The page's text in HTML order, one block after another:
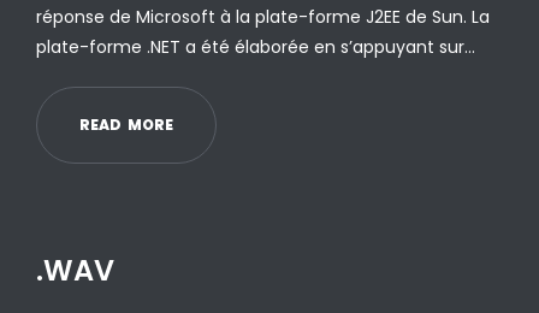
réponse de Microsoft à la plate-forme J2EE de Sun. La
plate-forme .NET a été élaborée en s’appuyant sur…
READ MORE
.WAV